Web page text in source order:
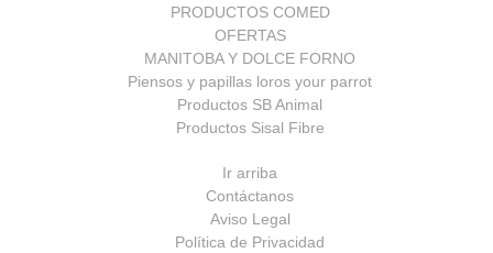
PRODUCTOS COMED
OFERTAS
MANITOBA Y DOLCE FORNO
Piensos y papillas loros your parrot
Productos SB Animal
Productos Sisal Fibre
Ir arriba
Contáctanos
Aviso Legal
Política de Privacidad